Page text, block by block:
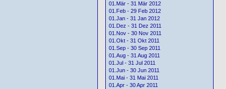
01.Mär - 31 Mär 2012
01.Feb - 29 Feb 2012
01.Jan - 31 Jan 2012
01.Dez - 31 Dez 2011
01.Nov - 30 Nov 2011
01.Okt - 31 Okt 2011
01.Sep - 30 Sep 2011
01.Aug - 31 Aug 2011
01.Jul - 31 Jul 2011
01.Jun - 30 Jun 2011
01.Mai - 31 Mai 2011
01.Apr - 30 Apr 2011